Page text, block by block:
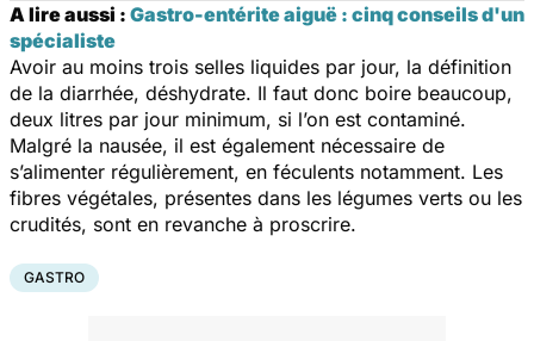
A lire aussi : Gastro-entérite aiguë : cinq conseils d'un
spécialiste
Avoir au moins trois selles liquides par jour, la définition
de la diarrhée, déshydrate. Il faut donc boire beaucoup,
deux litres par jour minimum, si l’on est contaminé.
Malgré la nausée, il est également nécessaire de
s’alimenter régulièrement, en féculents notamment. Les
fibres végétales, présentes dans les légumes verts ou les
crudités, sont en revanche à proscrire.
GASTRO